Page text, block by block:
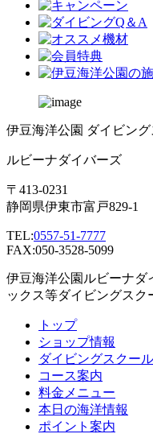
伊豆海洋公園 ダイビン
ルビーナダイバーズ
〒413-0231
静岡県伊東市富戸829-1
TEL:0557-51-7777
FAX:050-3528-5099
伊豆海洋公園ルビーナダ
ックス等ダイビングスク
トップ
ショップ情報
ダイビングスクール
コース案内
料金メニュー
本日の海洋情報
ポイント案内